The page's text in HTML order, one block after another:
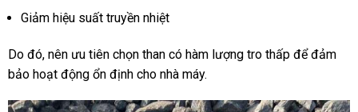
Giảm hiệu suất truyền nhiệt
Do đó, nên ưu tiên chọn than có hàm lượng tro thấp để đảm
bảo hoạt động ổn định cho nhà máy.